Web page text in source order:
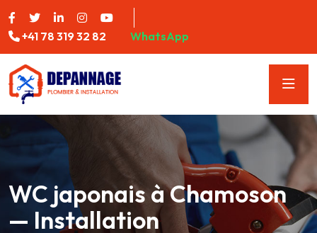
+41 78 319 32 82 WhatsApp
WC japonais à Chamoson
— Installation